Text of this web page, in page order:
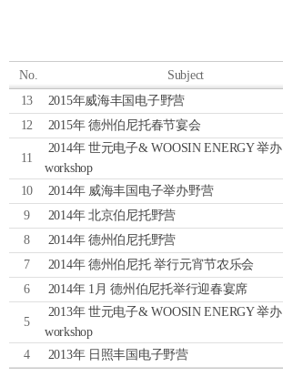
No. Subject
13
2015年威海丰国电子野营
12
2015年 德州伯尼托春节宴会
11
2014年 世元电子& WOOSIN ENERGY 举办
workshop
10 2014年 威海丰国电子举办野营
9
2014年 北京伯尼托野营
8
2014年 德州伯尼托野营
7
2014年 德州伯尼托 举行元宵节农乐会
6
2014年 1月 德州伯尼托举行迎春宴席
5
2013年 世元电子& WOOSIN ENERGY 举办
workshop
4 2013年 日照丰国电子野营